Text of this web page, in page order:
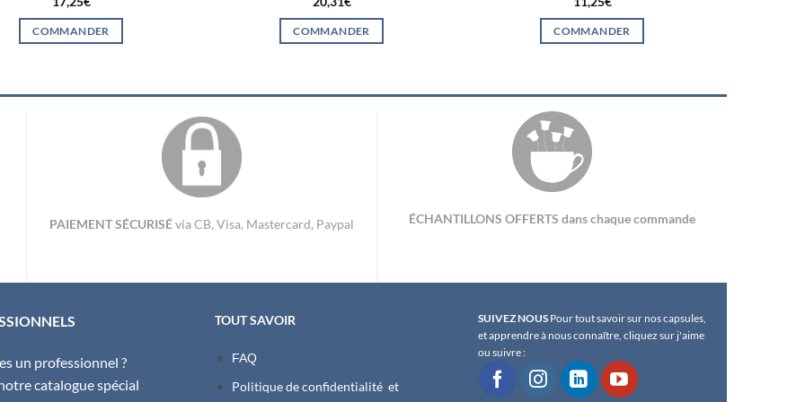
COMMANDER COMMANDER COMMANDER
PAIEMENT SÉCURISÉvia CB, Visa, Mastercard, Paypal ÉCHANTILLONS OFFERTS dans chaque commande
un professionnel ?
catalogue spécial
TOUT SAVOIR
FAQ
Politique de confidentialité et
SUIVEZ NOUS Pour tout savoir sur nos capsules,
et apprendre à nous connaître, cliquez sur j'aime
ou suivre :